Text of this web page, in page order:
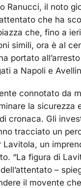
Ranucci, il noto
che ha
che, fino a
simili, ora è al
portato
a Napoli e
connotato da
la sicurezza
cronaca. Gli
tracciato un
Lavitola, un
“La figura di
–
il movente